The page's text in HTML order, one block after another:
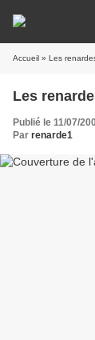
Accueil » Les
Les
Publié le 11/07/
Par renarde1